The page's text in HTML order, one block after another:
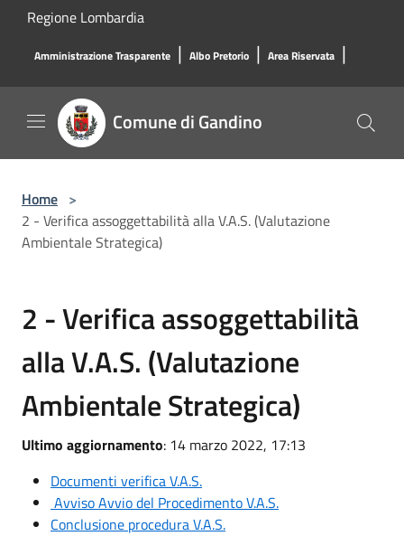
Salta al contenuto principale
Regione Lombardia
Amministrazione Trasparente | Albo Pretorio | Area Riservata |
Comune di Gandino
Home >
2 - Verifica assoggettabilità alla V.A.S. (Valutazione
Ambientale Strategica)
2 - Verifica assoggettabilità
alla V.A.S. (Valutazione
Ambientale Strategica)
Ultimo aggiornamento: 14 marzo 2022, 17:13
Documenti verifica V.A.S.
Avviso Avvio del Procedimento V.A.S.
Conclusione procedura V.A.S.